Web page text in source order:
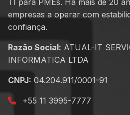
empresas a operar com
confiança.
Razão Social: ATUAL-IT
INFORMATICA LTDA
CNPJ: 04.204.911/0001-91
+55 11 3995-7777